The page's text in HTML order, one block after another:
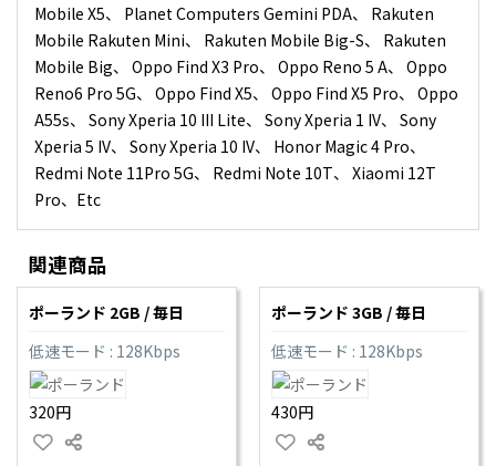
Mobile X5、 Planet Computers Gemini PDA、 Rakuten
Mobile Rakuten Mini、 Rakuten Mobile Big-S、 Rakuten
Mobile Big、 Oppo Find X3 Pro、 Oppo Reno 5 A、 Oppo
Reno6 Pro 5G、 Oppo Find X5、 Oppo Find X5 Pro、 Oppo
A55s、 Sony Xperia 10 III Lite、 Sony Xperia 1 IV、 Sony
Xperia 5 IV、 Sony Xperia 10 IV、 Honor Magic 4 Pro、
Redmi Note 11Pro 5G、 Redmi Note 10T、 Xiaomi 12T
Pro、Etc
関連商品
ポーランド 2GB / 毎日
低速モード : 128Kbps
320円
ポーランド 3GB / 毎日
低速モード : 128Kbps
430円